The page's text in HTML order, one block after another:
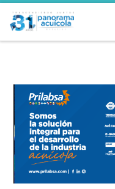
Skip to content